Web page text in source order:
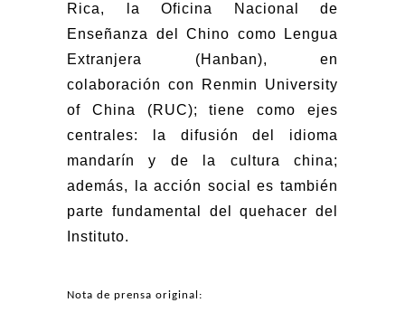
Rica, la Oficina Nacional de
Enseñanza del Chino como Lengua
Extranjera (Hanban), en
colaboración con Renmin University
of China (RUC); tiene como ejes
centrales: la difusión del idioma
mandarín y de la cultura china;
además, la acción social es también
parte fundamental del quehacer del
Instituto.
Nota de prensa original: